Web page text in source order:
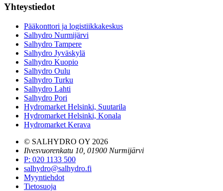
Yhteystiedot
Pääkonttori ja logistiikkakeskus
Salhydro Nurmijärvi
Salhydro Tampere
Salhydro Jyväskylä
Salhydro Kuopio
Salhydro Oulu
Salhydro Turku
Salhydro Lahti
Salhydro Pori
Hydromarket Helsinki, Suutarila
Hydromarket Helsinki, Konala
Hydromarket Kerava
© SALHYDRO OY 2026
Ilvesvuorenkatu 10, 01900 Nurmijärvi
P: 020 1133 500
salhydro@salhydro.fi
Myyntiehdot
Tietosuoja